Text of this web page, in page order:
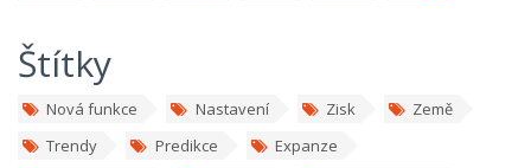
Štítky
Nová funkce Nastavení Zisk
Země
Trendy
Predikce
Expanze